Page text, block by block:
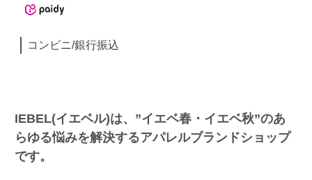
コンビニ/銀行振込
IEBEL(イエベル)は、”イエベ春・イエベ秋”のあ
らゆる悩みを解決するアパレルブランドショップ
です。